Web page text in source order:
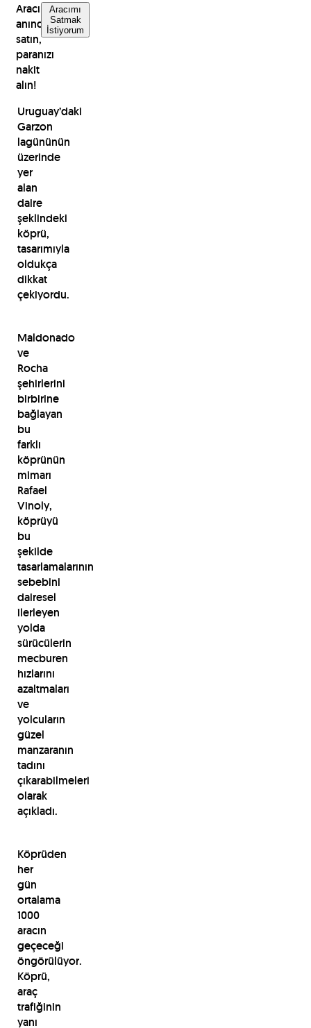
Aracınızı
anında
satın,
paranızı
nakit
alın!
Aracımı
Satmak
İstiyorum
Uruguay’daki
Garzon
lagününün
üzerinde
yer
alan
daire
şeklindeki
köprü,
tasarımıyla
oldukça
dikkat
çekiyordu.
Maldonado
ve
Rocha
şehirlerini
birbirine
bağlayan
bu
farklı
köprünün
mimarı
Rafael
Vinoly,
köprüyü
bu
şekilde
tasarlamalarının
sebebini
dairesel
ilerleyen
yolda
sürücülerin
mecburen
hızlarını
azaltmaları
ve
yolcuların
güzel
manzaranın
tadını
çıkarabilmeleri
olarak
açıkladı.
Köprüden
her
gün
ortalama
1000
aracın
geçeceği
öngörülüyor.
Köprü,
araç
trafiğinin
yanı